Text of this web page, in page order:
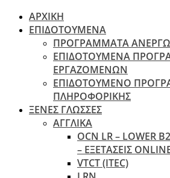
ΑΡΧΙΚΗ
ΕΠΙΔΟΤΟΥΜΕΝΑ
ΠΡΟΓΡΑΜΜΑΤΑ
ΕΠΙΔΟΤΟΥΜΕΝΑ
ΕΡΓΑΖΟΜΕΝΩΝ
ΕΠΙΔΟΤΟΥΜΕΝΟ
ΠΛΗΡΟΦΟΡΙΚΗΣ
ΞΕΝΕΣ ΓΛΩΣΣΕΣ
ΑΓΓΛΙΚΑ
OCN LR – LOWER
– ΕΞΕΤΆΣΕΙΣ
VTCT (ITEC)